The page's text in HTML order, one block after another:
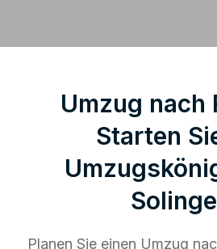
Umzug nach
Starten
Planen Sie einen Umzug